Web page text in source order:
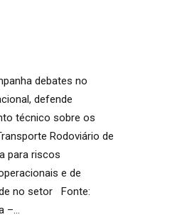
debates no
defende
técnico sobre os
Rodoviário de
para riscos
e de
no setor Fonte:
–…